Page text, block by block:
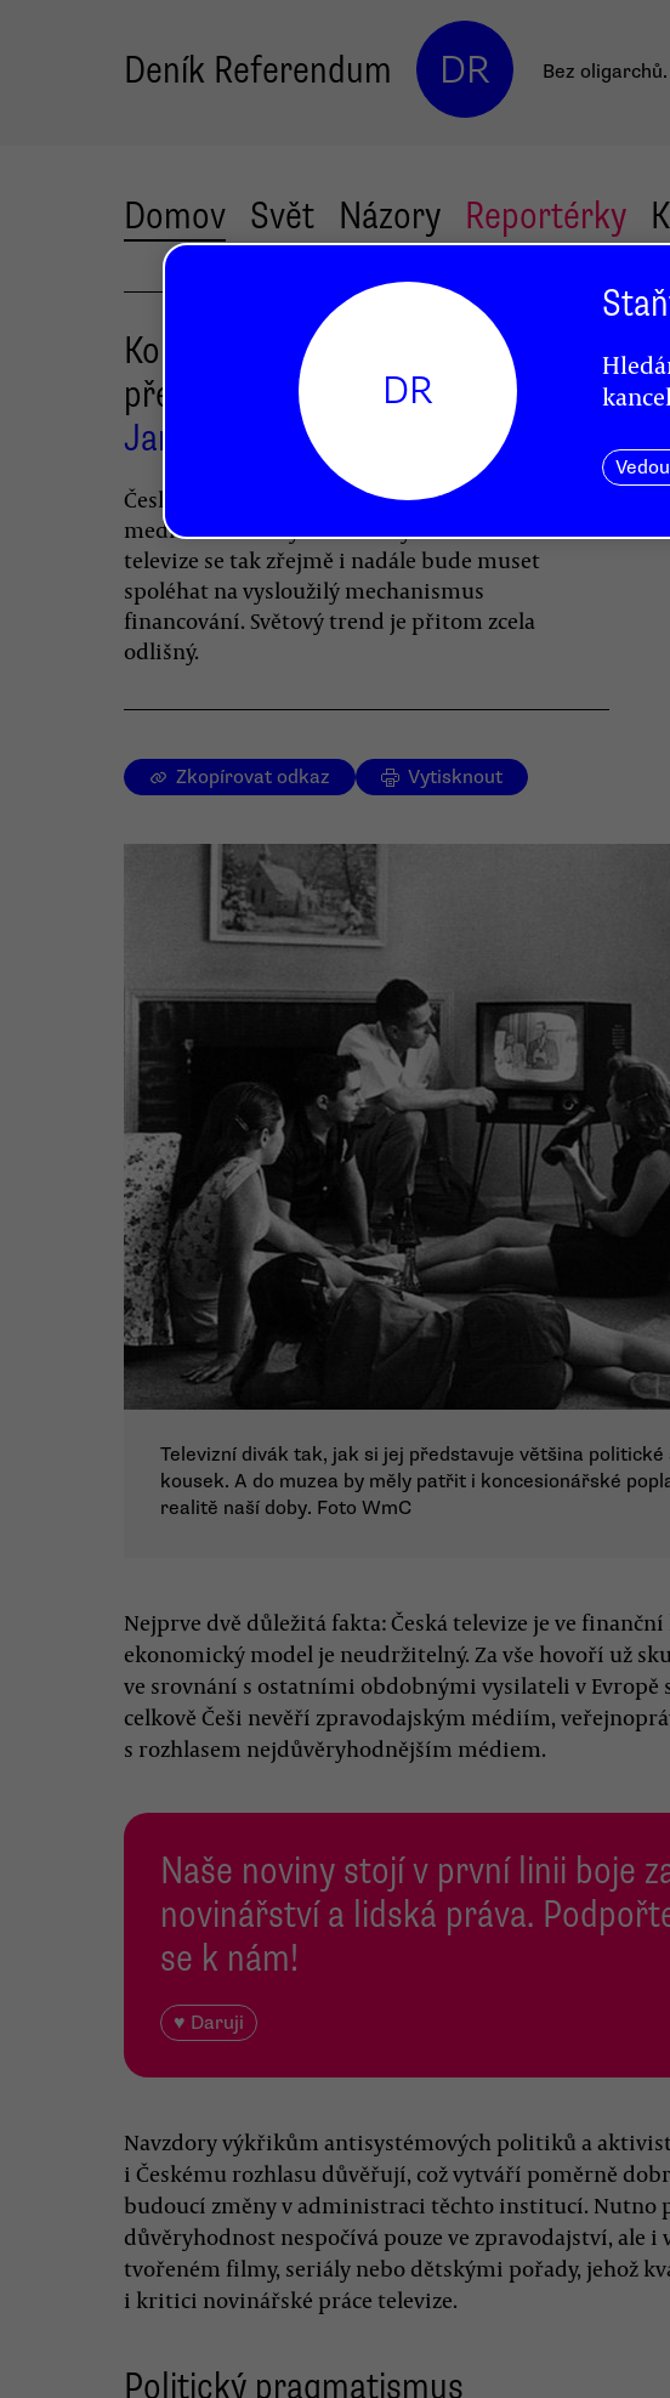
Deník Referendum DR Bez
Domov Svět Názory Reportérky
Koncesionářské poplatky jsou
přežitek průmyslové doby
Jan Motal
České vlády dlouhodobě nemají odvahu řešit
mediální reformy ideově a systémově. Česká
televize se tak zřejmě i nadále bude muset
spoléhat na vysloužilý mechanismus
financování. Světový trend je přitom zcela
odlišný.
Zkopírovat odkaz Vytisknout
Televizní divák tak, jak si jej představuje většina politické
kousek. A do muzea by měly patřit i koncesionářské
realitě naší doby. Foto WmC
Nejprve dvě důležitá fakta: Česká televize je ve
ekonomický model je neudržitelný. Za vše hovoří už
ve srovnání s ostatními obdobnými vysilateli v Evropě
celkově Češi nevěří zpravodajským médiím,
s rozhlasem nejdůvěryhodnějším médiem.
Naše noviny stojí v první linii boje
novinářství a lidská práva.
se k nám!
♥ Daruji
Navzdory výkřikům antisystémových politiků a
i Českému rozhlasu důvěřují, což vytváří poměrně
budoucí změny v administraci těchto institucí. Nutno
důvěryhodnost nespočívá pouze ve zpravodajství, ale i
tvořeném filmy, seriály nebo dětskými pořady, jehož
i kritici novinářské práce televize.
Politický pragmatismus
DR